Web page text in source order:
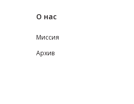
О нас
Миссия
Архив